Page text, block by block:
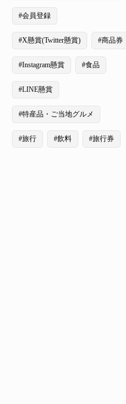
#会員登録
#X懸賞(Twitter懸賞) #商品券
#Instagram懸賞 #食品
#LINE懸賞
#特産品・ご当地グルメ
#旅行 #飲料 #旅行券